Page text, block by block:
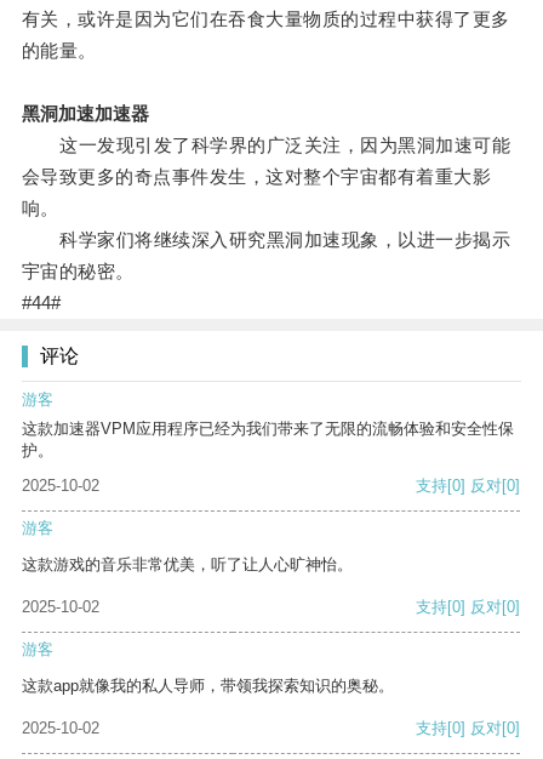
有关，或许是因为它们在吞食大量物质的过程中获得了更多
的能量。
黑洞加速加速器
这一发现引发了科学界的广泛关注，因为黑洞加速可能
会导致更多的奇点事件发生，这对整个宇宙都有着重大影
响。
科学家们将继续深入研究黑洞加速现象，以进一步揭示
宇宙的秘密。
#44#
评论
游客
这款加速器VPM应用程序已经为我们带来了无限的流畅体验和安全性保
护。
2025-10-02
支持[0] 反对[0]
游客
这款游戏的音乐非常优美，听了让人心旷神怡。
2025-10-02 支持[0] 反对[0]
游客
这款app就像我的私人导师，带领我探索知识的奥秘。
2025-10-02 支持[0] 反对[0]